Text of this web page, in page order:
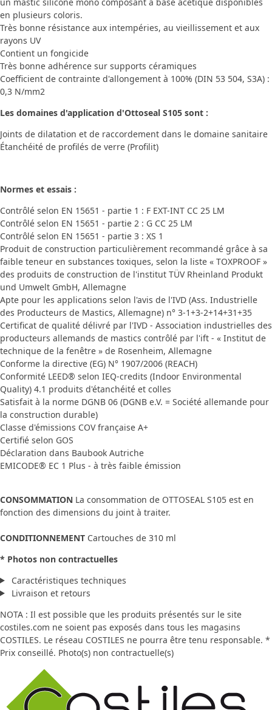
en plusieurs coloris.
Très bonne résistance aux intempéries, au vieillissement et aux
rayons UV
Contient un fongicide
Très bonne adhérence sur supports céramiques
Coefficient de contrainte d'allongement à 100% (DIN 53 504, S3A) :
0,3 N/mm2
Les domaines d'application d'Ottoseal S105 sont :
Joints de dilatation et de raccordement dans le domaine sanitaire
Étanchéité de profilés de verre (Profilit)
Normes et essais :
Contrôlé selon EN 15651 - partie 1 : F EXT-INT CC 25 LM
Contrôlé selon EN 15651 - partie 2 : G CC 25 LM
Contrôlé selon EN 15651 - partie 3 : XS 1
Produit de construction particulièrement recommandé grâce à sa
faible teneur en substances toxiques, selon la liste « TOXPROOF »
des produits de construction de l'institut TÜV Rheinland Produkt
und Umwelt GmbH, Allemagne
Apte pour les applications selon l'avis de l'IVD (Ass. Industrielle
des Producteurs de Mastics, Allemagne) n° 3-1+3-2+14+31+35
Certificat de qualité délivré par l'IVD - Association industrielles des
producteurs allemands de mastics contrôlé par l'ift - « Institut de
technique de la fenêtre » de Rosenheim, Allemagne
Conforme la directive (EG) N° 1907/2006 (REACH)
Conformité LEED® selon IEQ-credits (Indoor Environmental
Quality) 4.1 produits d'étanchéité et colles
Satisfait à la norme DGNB 06 (DGNB e.V. = Société allemande pour
la construction durable)
Classe d'émissions COV française A+
Certifié selon GOS
Déclaration dans Baubook Autriche
EMICODE® EC 1 Plus - à très faible émission
CONSOMMATION La consommation de OTTOSEAL S105 est en
fonction des dimensions du joint à traiter.
CONDITIONNEMENT Cartouches de 310 ml
* Photos non contractuelles
Caractéristiques techniques
Livraison et retours
NOTA : Il est possible que les produits présentés sur le site
costiles.com ne soient pas exposés dans tous les magasins
COSTILES. Le réseau COSTILES ne pourra être tenu responsable. *
Prix conseillé. Photo(s) non contractuelle(s)